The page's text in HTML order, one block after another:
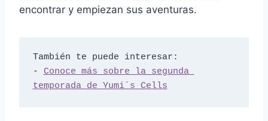
encontrar y empiezan sus aventuras.
También te puede interesar:
- Conoce más sobre la segunda
temporada de Yumi´s Cells